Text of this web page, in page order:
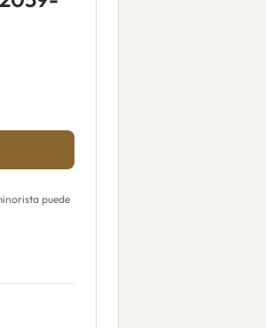
puede